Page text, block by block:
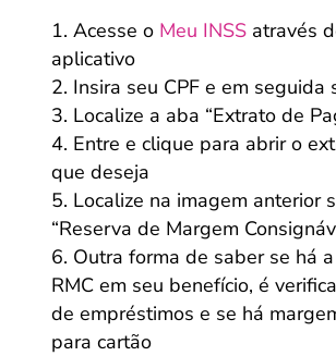
Acesse o Meu INSS através
aplicativo
Insira seu CPF e em seguida
Localize a aba “Extrato de
Entre e clique para abrir o
que deseja
Localize na imagem anterior
“Reserva de Margem
Outra forma de saber se há
RMC em seu benefício, é
de empréstimos e se há
para cartão